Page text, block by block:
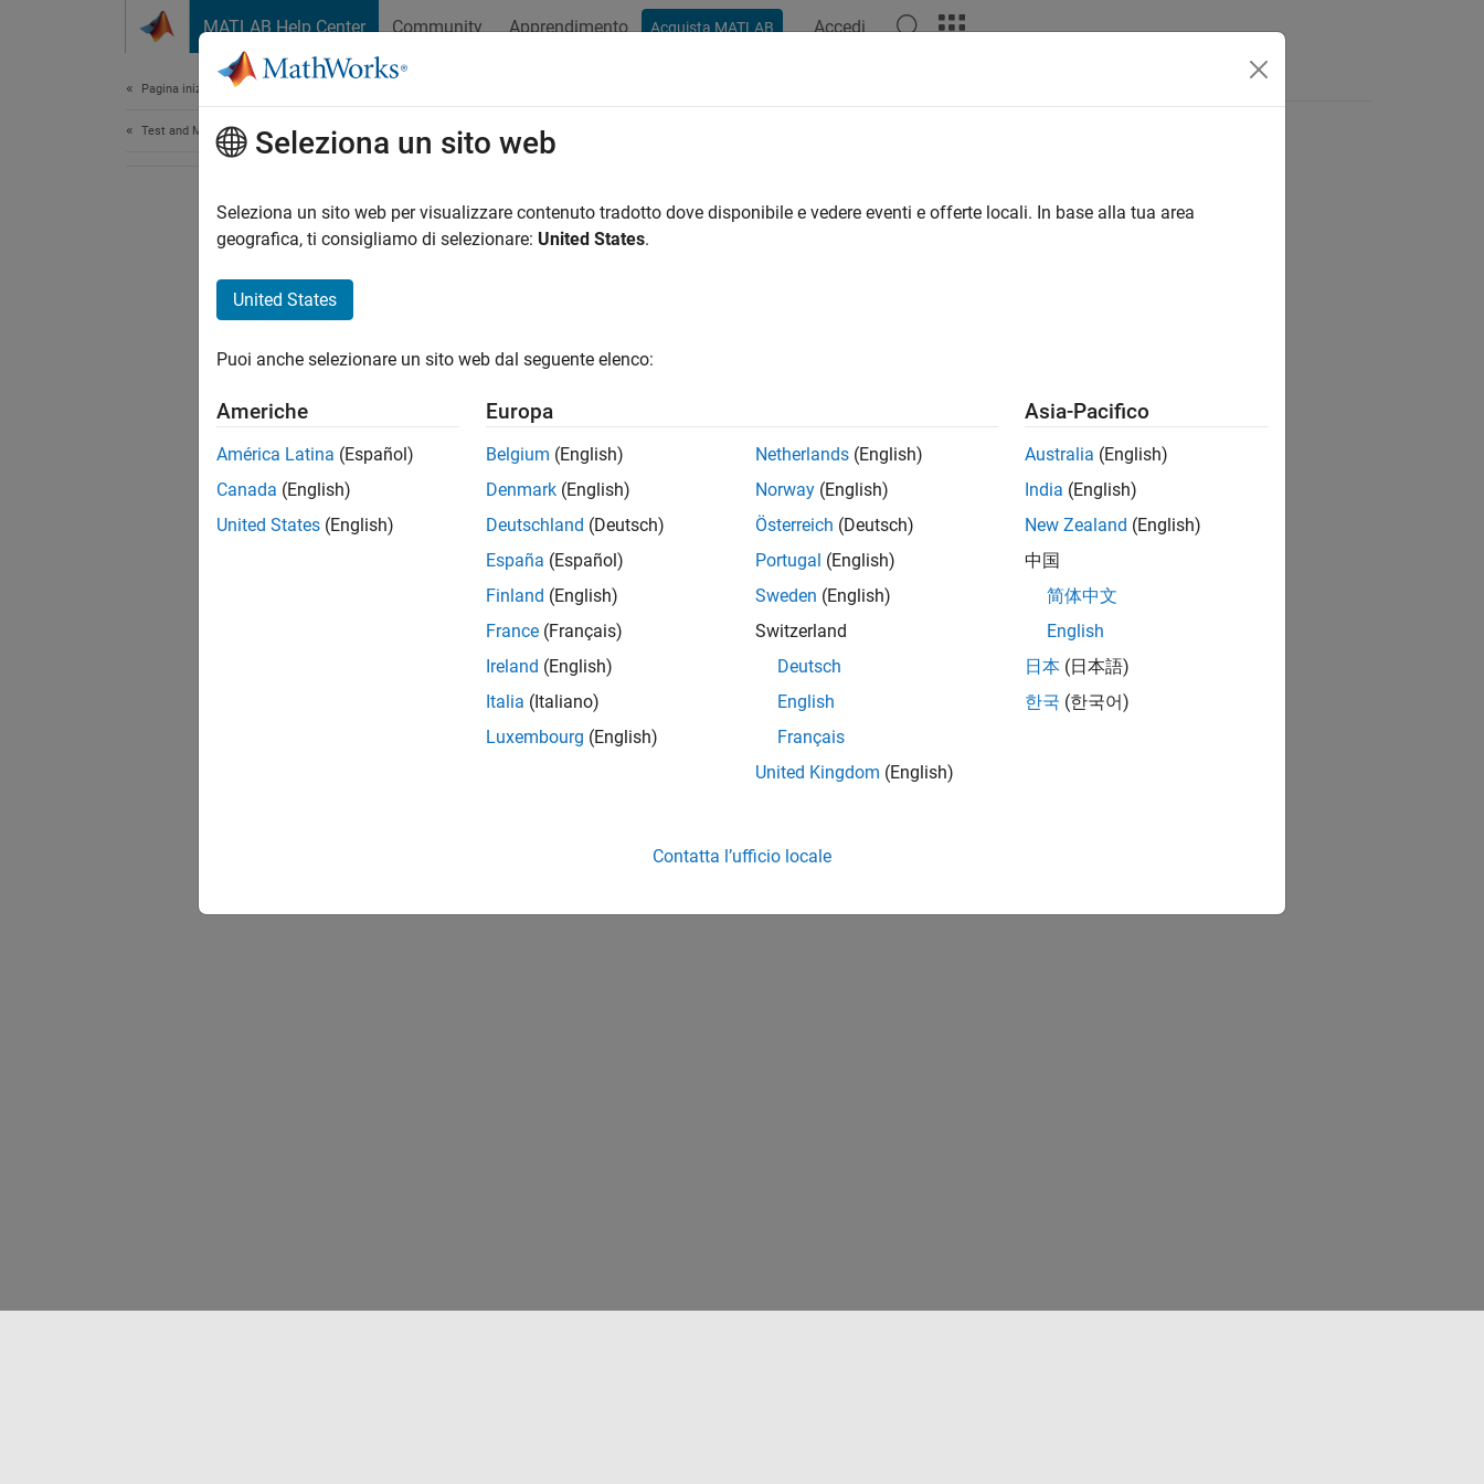
MATLAB Help Center Community Apprendimento Acquista MATLAB Accedi
Pagina iniziale della documentazione
Test and MeasurementSeleziona un sito web
Seleziona un sito web per visualizzare contenuto tradotto dove disponibile e vedere eventi e offerte locali. In base alla tua area
geografica, ti consigliamo di selezionare: United States.
United States
Puoi anche selezionare un sito web dal seguente elenco:
Americhe
América Latina (Español)
Canada (English)
United States (English)
Europa
Belgium (English)
Denmark (English)
Deutschland (Deutsch)
España (Español)
Finland (English)
France (Français)
Ireland (English)
Italia (Italiano)
Luxembourg (English)
Netherlands (English)
Norway (English)
Österreich (Deutsch)
Portugal (English)
Sweden (English)
Switzerland
Deutsch
English
Français
United Kingdom (English)
Asia-Pacifico
Australia (English)
India (English)
New Zealand (English)
中国
简体中文
English
日本 (日本語)
한국 (한국어)
Contatta l’ufficio locale